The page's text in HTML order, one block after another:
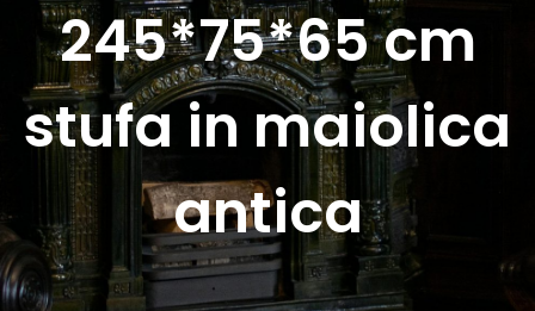
245*75*65 cm
stufa in maiolica
antica